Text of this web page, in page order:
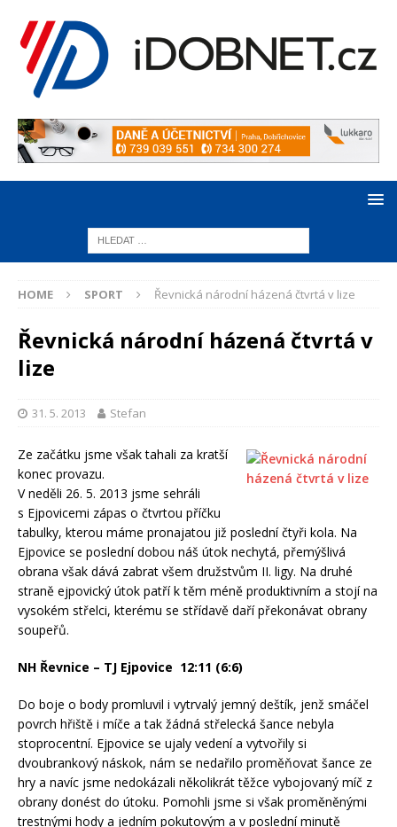
HOME SPORT Řevnická národní házená čtvrtá v lize
Řevnická národní házená čtvrtá v
lize
31. 5. 2013 Stefan
Ze začátku jsme však tahali za kratší
konec provazu.
V neděli 26. 5. 2013 jsme sehráli
s Ejpovicemi zápas o čtvrtou příčku
tabulky, kterou máme pronajatou již poslední čtyři kola. Na
Ejpovice se poslední dobou náš útok nechytá, přemýšlivá
obrana však dává zabrat všem družstvům II. ligy. Na druhé
straně ejpovický útok patří k těm méně produktivním a stojí na
vysokém střelci, kterému se střídavě daří překonávat obrany
soupeřů.
NH Řevnice – TJ Ejpovice 12:11 (6:6)
Do boje o body promluvil i vytrvalý jemný deštík, jenž smáčel
povrch hřiště i míče a tak žádná střelecká šance nebyla
stoprocentní. Ejpovice se ujaly vedení a vytvořily si
dvoubrankový náskok, nám se nedařilo proměňovat šance ze
hry a navíc jsme nedokázali několikrát těžce vybojovaný míč z
obrany donést do útoku. Pomohli jsme si však proměněnými
trestnými hody a jedním pokutovým a v poslední minutě